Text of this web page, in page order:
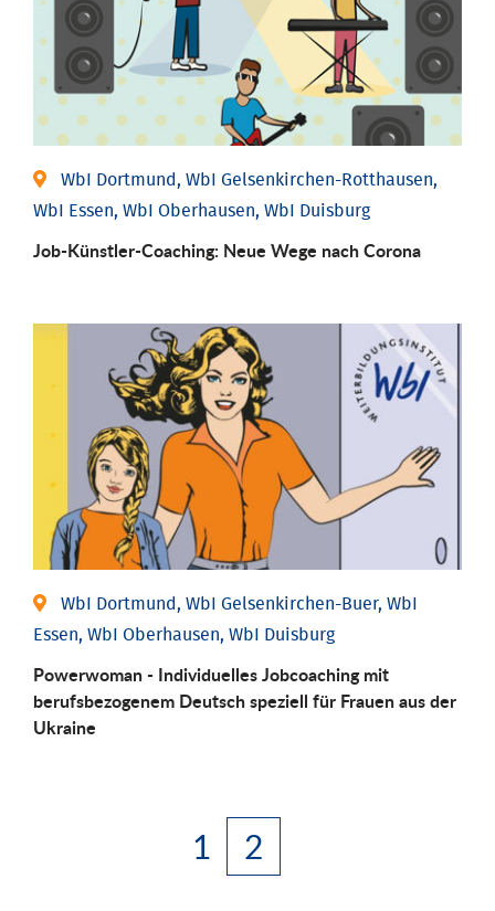
WbI Dortmund, WbI Gelsenkirchen-Rotthausen,
WbI Essen, WbI Oberhausen, WbI Duisburg
Job-Künstler-Coaching: Neue Wege nach Corona
WbI Dortmund, WbI Gelsenkirchen-Buer, WbI
Essen, WbI Oberhausen, WbI Duisburg
Powerwoman - Individuelles Jobcoaching mit
berufsbezogenem Deutsch speziell für Frauen aus der
Ukraine
1 2